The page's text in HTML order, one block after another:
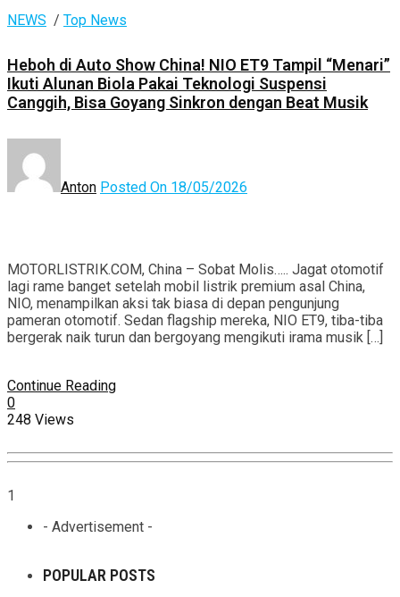
NEWS / Top News
Heboh di Auto Show China! NIO ET9 Tampil “Menari”
Ikuti Alunan Biola Pakai Teknologi Suspensi
Canggih, Bisa Goyang Sinkron dengan Beat Musik
Anton Posted On 18/05/2026
MOTORLISTRIK.COM, China – Sobat Molis….. Jagat otomotif
lagi rame banget setelah mobil listrik premium asal China,
NIO, menampilkan aksi tak biasa di depan pengunjung
pameran otomotif. Sedan flagship mereka, NIO ET9, tiba-tiba
bergerak naik turun dan bergoyang mengikuti irama musik […]
Continue Reading
0
248 Views
1
- Advertisement -
POPULAR POSTS